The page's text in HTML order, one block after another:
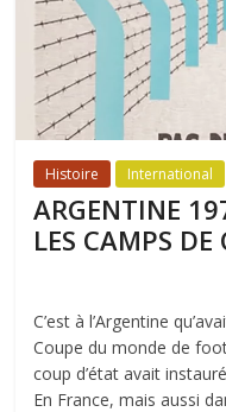
Histoire International
ARGENTINE
LES CAMPS
C’est à l’Argentine
Coupe du monde de
coup d’état avait
En France, mais aussi